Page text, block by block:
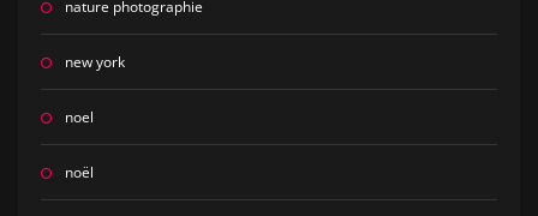
nature photographie
new york
noel
noël